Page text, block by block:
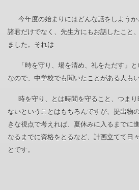
今年度の始まりにはどんな話をしよう
諸君だけでなく、先生方にもお話したこと
ました。それは
「時を守り、場を清め、礼をただす」
なので、中学校でも聞いたことがある人も
時を守り、とは時間を守ること、つま
ないということはもちろんですが、提出物
きな視点で考えれば、夏休みに入るまでに
なるまでに資格をとるなど、計画立てて日
とです。